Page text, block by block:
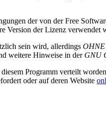
der von der Free
Version der Lizenz verwendet
sein wird, allerdings
weitere Hinweise in der GNU
Programm verteilt
oder auf deren Website